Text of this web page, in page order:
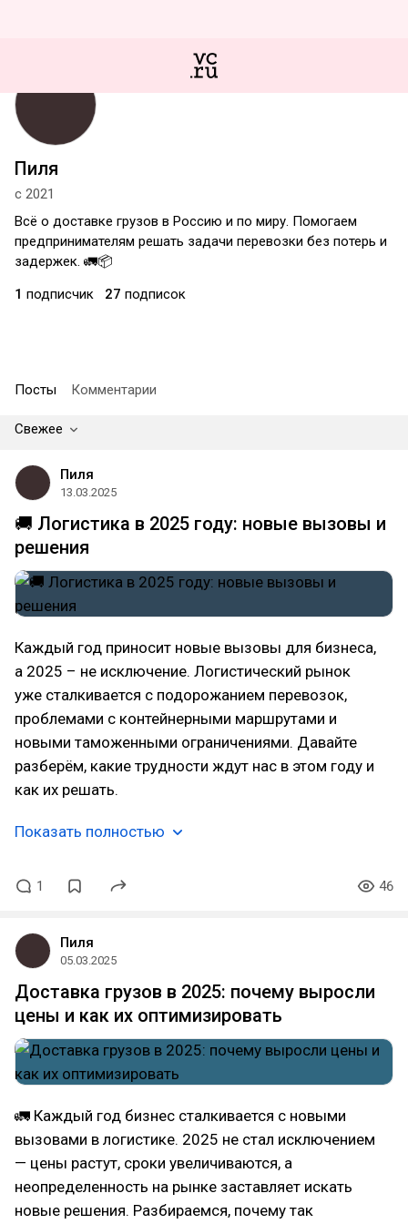
Пиля
с 2021
Всё о доставке грузов в Россию и по миру. Помогаем
предпринимателям решать задачи перевозки без потерь и
задержек. 🚛📦
1 подписчик 27 подписок
Посты Комментарии
Свежее
Пиля
13.03.2025
🚚 Логистика в 2025 году: новые вызовы и
решения
Каждый год приносит новые вызовы для бизнеса,
а 2025 – не исключение. Логистический рынок
уже сталкивается с подорожанием перевозок,
проблемами с контейнерными маршрутами и
новыми таможенными ограничениями. Давайте
разберём, какие трудности ждут нас в этом году и
как их решать.
Показать полностью
1 46
Пиля
05.03.2025
Доставка грузов в 2025: почему выросли
цены и как их оптимизировать
🚛 Каждый год бизнес сталкивается с новыми
вызовами в логистике. 2025 не стал исключением
— цены растут, сроки увеличиваются, а
неопределенность на рынке заставляет искать
новые решения. Разбираемся, почему так